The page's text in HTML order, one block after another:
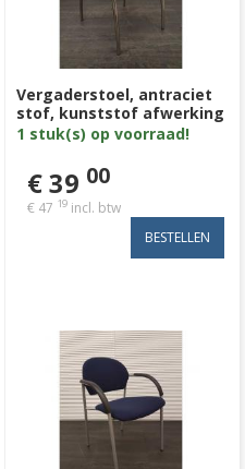
Vergaderstoel, antraciet
stof, kunststof afwerking
armleuning, chroom 4
1 stuk(s) op voorraad!
€ 39 00
€ 47 19 incl. btw